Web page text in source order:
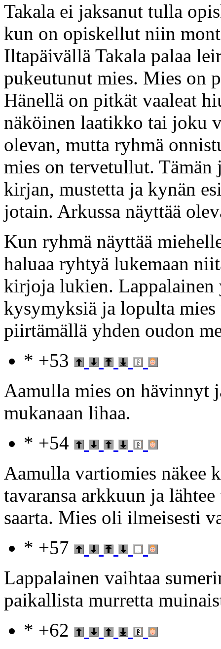
Takala ei jaksanut tulla
kun on opiskellut niin
Iltapäivällä Takala palaa
pukeutunut mies. Mies on
Hänellä on pitkät vaaleat
näköinen laatikko tai joku
olevan, mutta ryhmä
mies on tervetullut. Tämän
kirjan, mustetta ja kynän
jotain. Arkussa näyttää
Kun ryhmä näyttää
haluaa ryhtyä lukemaan
kirjoja lukien.
kysymyksiä ja lopulta
piirtämällä yhden oudon
* +53
Aamulla mies on hävinnyt
mukanaan lihaa.
* +54
Aamulla vartiomies näkee
tavaransa arkkuun ja
saarta. Mies oli ilmeisesti
* +57
Lappalainen vaihtaa
paikallista murretta
* +62